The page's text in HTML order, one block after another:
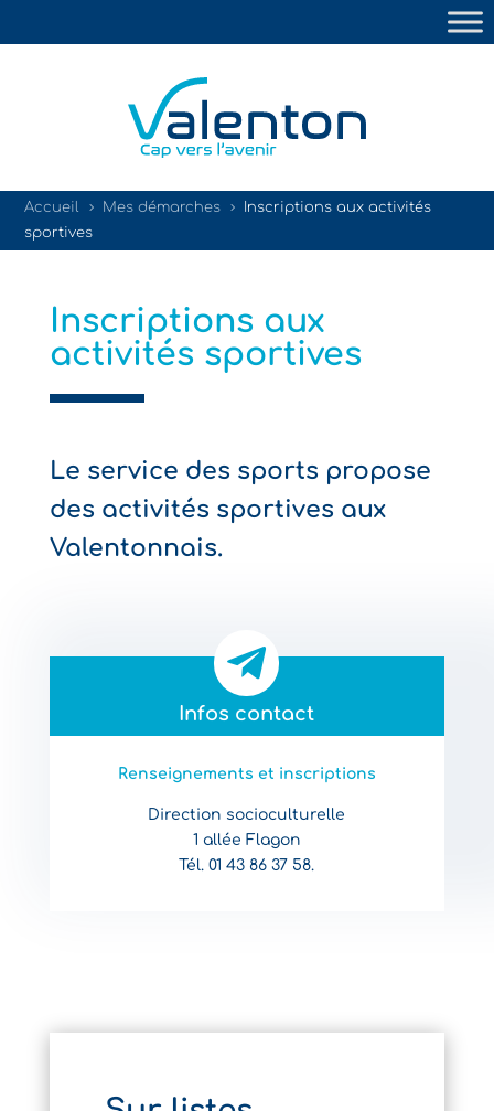
Accueil 5 Mes démarches 5
Inscriptions aux activités
sportives
Inscriptions aux
activités sportives
Le service des sports propose
des activités sportives aux
Valentonnais.

Infos contact
Renseignements et inscriptions
Direction socioculturelle
1 allée Flagon
Tél. 01 43 86 37 58.